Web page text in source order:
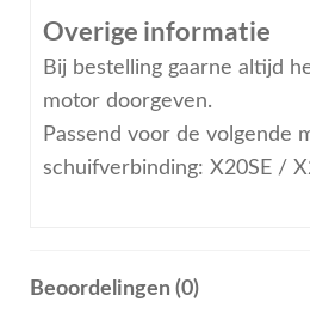
Overige informatie
Bij bestelling gaarne altijd
motor doorgeven.
Passend voor de volgende
schuifverbinding: X20SE /
Beoordelingen (0)